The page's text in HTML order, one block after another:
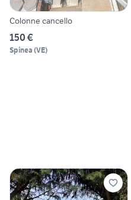
Colonne cancello
150 €
Spinea (VE)